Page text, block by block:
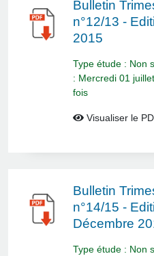
Bulletin
n°12/13 -
2015
Type étude : Non
: Mercredi 01
fois
Visualiser le
Bulletin
n°14/15 -
Décembre
Type étude : Non